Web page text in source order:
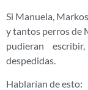
Si Manuela,
y tantos perros de
pudieran
despedidas.
Hablarían de esto: